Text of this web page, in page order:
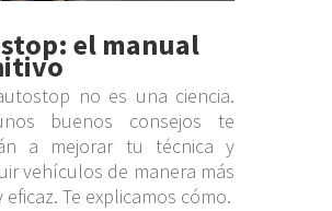
el manual
no es una ciencia.
buenos consejos te
a mejorar tu técnica y
vehículos de manera más
eficaz. Te explicamos cómo.